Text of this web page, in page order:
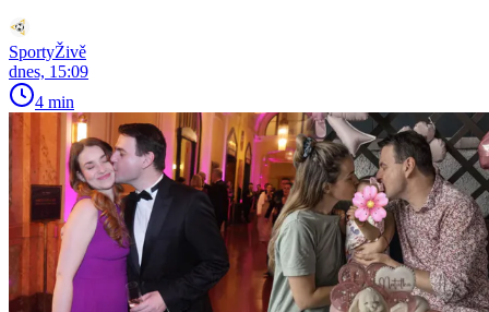
SportyŽivě
dnes, 15:09
4 min